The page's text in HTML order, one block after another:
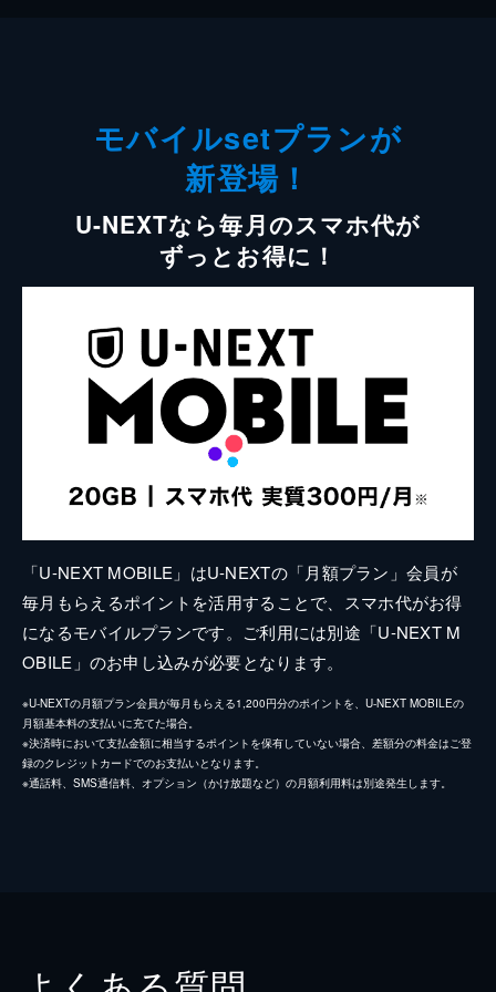
モバイルsetプランが
新登場！
U-NEXTなら毎月のスマホ代が
ずっとお得に！
「U-NEXT MOBILE」はU-NEXTの「月額プラン」会員が
毎月もらえるポイントを活用することで、スマホ代がお得
になるモバイルプランです。ご利用には別途「U-NEXT M
OBILE」のお申し込みが必要となります。
※U-NEXTの月額プラン会員が毎月もらえる1,200円分のポイントを、U-NEXT MOBILEの
月額基本料の支払いに充てた場合。
※決済時において支払金額に相当するポイントを保有していない場合、差額分の料金はご登
録のクレジットカードでのお支払いとなります。
※通話料、SMS通信料、オプション（かけ放題など）の月額利用料は別途発生します。